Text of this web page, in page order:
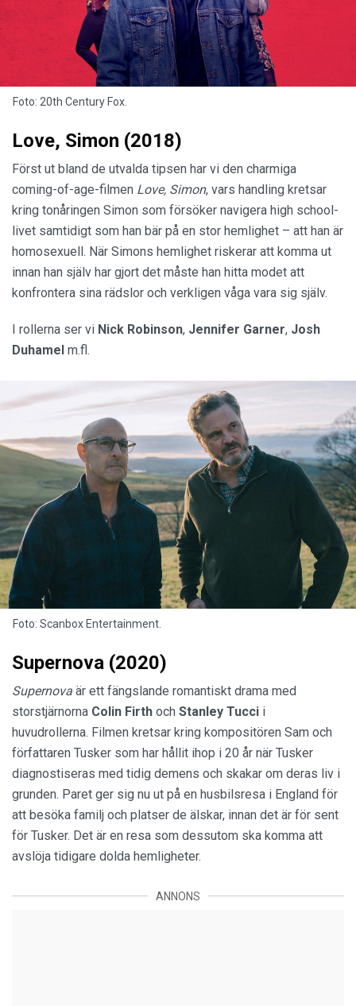
Foto: 20th Century Fox.
Love, Simon (2018)
Först ut bland de utvalda tipsen har vi den charmiga
coming-of-age-filmen Love, Simon, vars handling kretsar
kring tonåringen Simon som försöker navigera high school-
livet samtidigt som han bär på en stor hemlighet – att han är
homosexuell. När Simons hemlighet riskerar att komma ut
innan han själv har gjort det måste han hitta modet att
konfrontera sina rädslor och verkligen våga vara sig själv.
I rollerna ser vi Nick Robinson, Jennifer Garner, Josh
Duhamel m.fl.
Foto: Scanbox Entertainment.
Supernova (2020)
Supernova är ett fängslande romantiskt drama med
storstjärnorna Colin Firth och Stanley Tucci i
huvudrollerna. Filmen kretsar kring kompositören Sam och
författaren Tusker som har hållit ihop i 20 år när Tusker
diagnostiseras med tidig demens och skakar om deras liv i
grunden. Paret ger sig nu ut på en husbilsresa i England för
att besöka familj och platser de älskar, innan det är för sent
för Tusker. Det är en resa som dessutom ska komma att
avslöja tidigare dolda hemligheter.
ANNONS